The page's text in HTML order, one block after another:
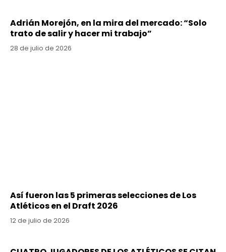
Adrián Morejón, en la mira del mercado: “Solo
trato de salir y hacer mi trabajo”
28 de julio de 2026
Así fueron las 5 primeras selecciones de Los
Atléticos en el Draft 2026
12 de julio de 2026